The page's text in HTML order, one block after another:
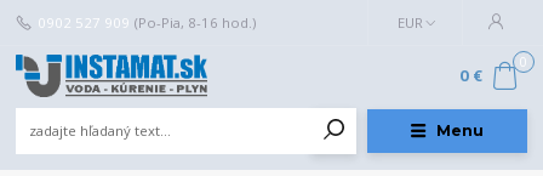
Menu
EUR
0902 527 909 (Po-Pia, 8-16 hod.)
0
0 €